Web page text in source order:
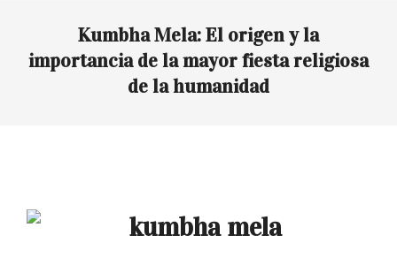
Kumbha Mela: El origen y la
importancia de la mayor fiesta religiosa
de la humanidad